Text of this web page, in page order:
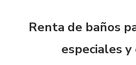
Renta de baños
especiales y